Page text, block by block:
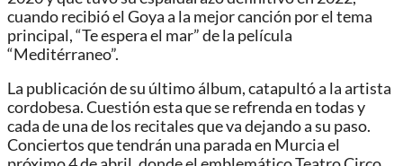
cuando recibió el Goya a la mejor canción por el tema
principal, “Te espera el mar” de la película
“Meditérraneo”.
La publicación de su último álbum, catapultó a la artista
cordobesa. Cuestión esta que se refrenda en todas y
cada de una de los recitales que va dejando a su paso.
Conciertos que tendrán una parada en Murcia el